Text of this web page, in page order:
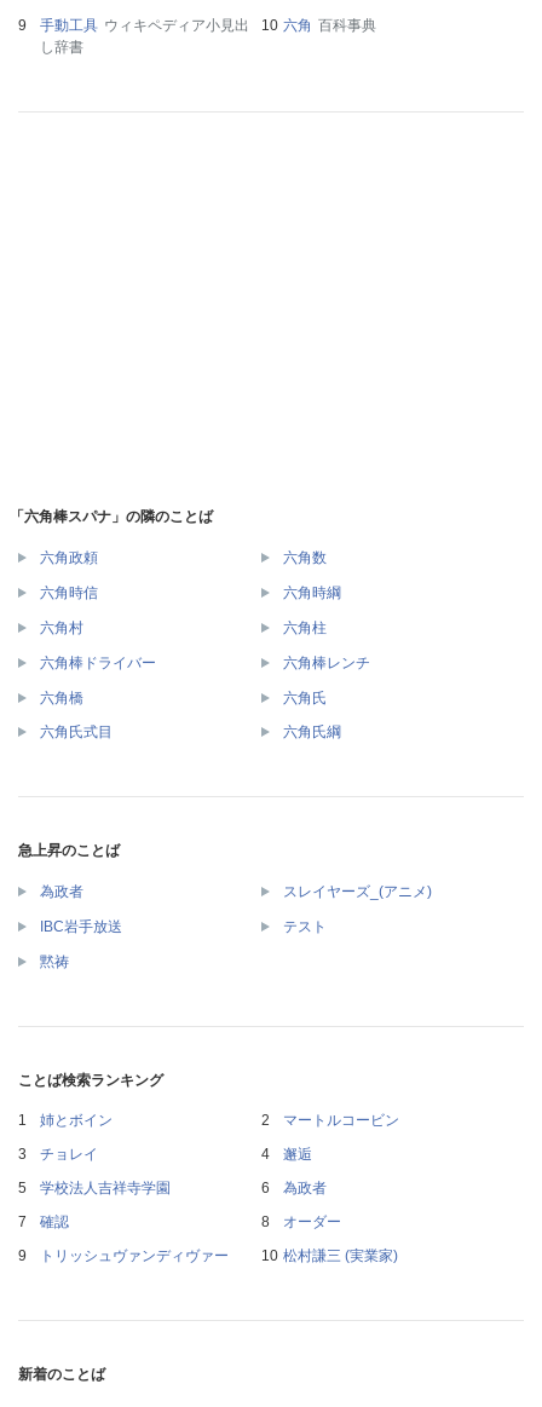
手動工具 ウィキペディア小見出
し辞書
六角 百科事典
「六角棒スパナ」の隣のことば
六角政頼 六角数
六角時信 六角時綱
六角村 六角柱
六角棒ドライバー 六角棒レンチ
六角橋 六角氏
六角氏式目 六角氏綱
急上昇のことば
為政者 スレイヤーズ_(アニメ)
IBC岩手放送 テスト
黙祷
ことば検索ランキング
姉とボイン
マートルコービン
チョレイ
邂逅
学校法人吉祥寺学園
為政者
確認
オーダー
トリッシュヴァンディヴァー
松村謙三 (実業家)
新着のことば